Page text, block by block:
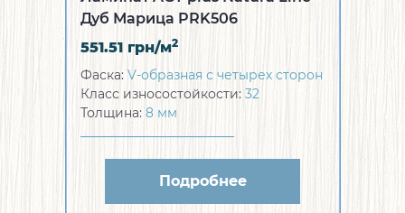
Дуб Марица PRK506
551.51 грн/м2
Фаска: V-образная с четырех сторон
Класс износостойкости: 32
Толщина: 8 мм
Подробнее